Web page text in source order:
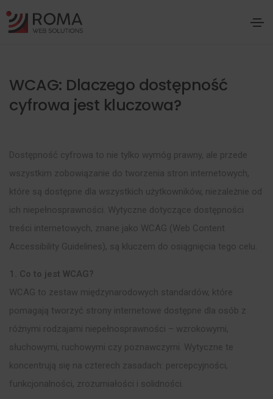
WCAG: Dlaczego dostępność
cyfrowa jest kluczowa?
Dostępność cyfrowa to nie tylko wymóg prawny, ale przede
wszystkim zobowiązanie do tworzenia stron internetowych,
które są dostępne dla wszystkich użytkowników, niezależnie od
ich niepełnosprawności. Wytyczne dotyczące dostępności
treści internetowych, znane jako WCAG (Web Content
Accessibility Guidelines), są kluczem do osiągnięcia tego celu.
1. Co to jest WCAG?
WCAG to zestaw międzynarodowych standardów, które
pomagają tworzyć strony internetowe dostępne dla osób z
różnymi rodzajami niepełnosprawności – wzrokowymi,
słuchowymi, ruchowymi czy poznawczymi. Wytyczne te
koncentrują się na czterech zasadach: percepcyjności,
funkcjonalności, zrozumiałości i solidności.